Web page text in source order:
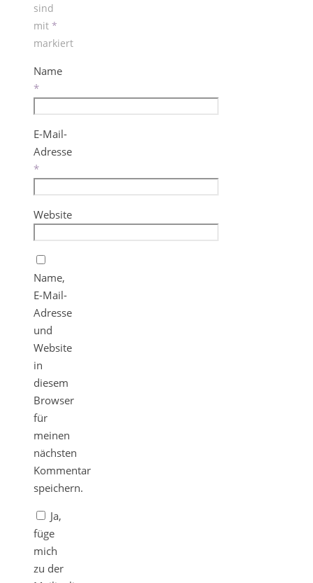
sind
mit *
markiert
Name
*
E-Mail-
Adresse
*
Website
Name,
E-Mail-
Adresse
und
Website
in
diesem
Browser
für
meinen
nächsten
Kommentar
speichern.
Ja,
füge
mich
zu der